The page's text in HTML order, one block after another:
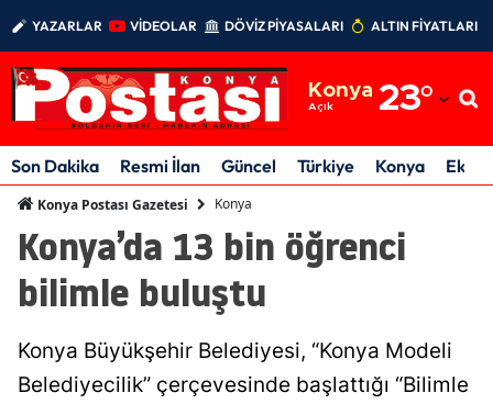
YAZARLAR VİDEOLAR DÖVİZ PİYASALARI ALTIN FİYATLARI
Konya
Açık 23°
Adıyaman
Afyonkarahisar
Amasya
Artvin
Son Dakika Resmi İlan Güncel Türkiye Konya
Konya Postası Gazetesi Konya
Konya’da 13 bin öğrenci
bilimle buluştu
Konya Büyükşehir Belediyesi, “Konya Modeli
Belediyecilik” çerçevesinde başlattığı “Bilimle